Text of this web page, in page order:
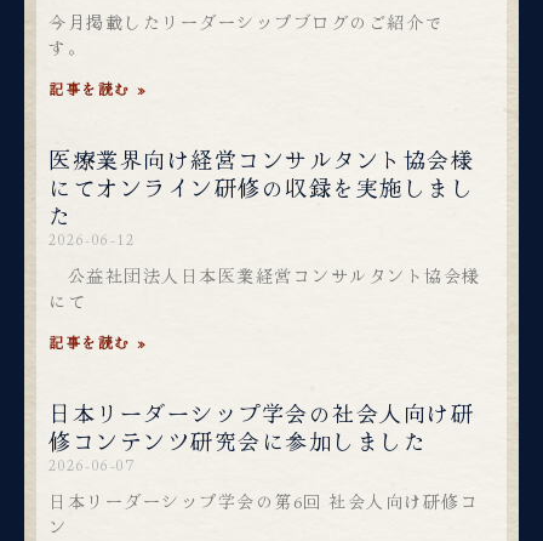
今月掲載したリーダーシップブログのご紹介で
す。
記事を読む »
医療業界向け経営コンサルタント協会様
にてオンライン研修の収録を実施しまし
た
2026-06-12
公益社団法人日本医業経営コンサルタント協会様
にて
記事を読む »
日本リーダーシップ学会の社会人向け研
修コンテンツ研究会に参加しました
2026-06-07
日本リーダーシップ学会の第6回 社会人向け研修コ
ン